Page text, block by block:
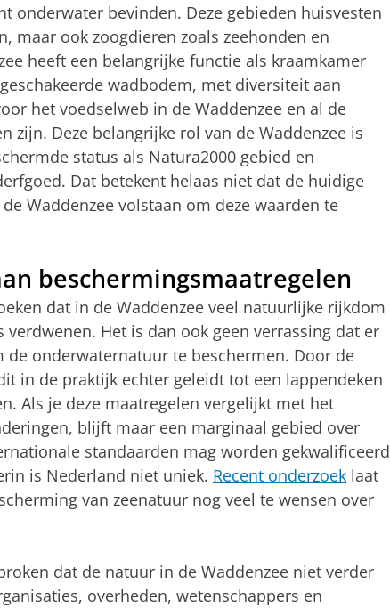
onderwater bevinden. Deze gebieden huisvesten
maar ook zoogdieren zoals zeehonden en
heeft een belangrijke functie als kraamkamer
wadbodem, met diversiteit aan
het voedselweb in de Waddenzee en al de
zijn. Deze belangrijke rol van de Waddenzee is
status als Natura2000 gebied en
Dat betekent helaas niet dat de huidige
Waddenzee volstaan om deze waarden te
beschermingsmaatregelen
dat in de Waddenzee veel natuurlijke rijkdom
Het is dan ook geen verrassing dat er
de onderwaternatuur te beschermen. Door de
in de praktijk echter geleidt tot een lappendeken
Als je deze maatregelen vergelijkt met het
blijft maar een marginaal gebied over
standaarden mag worden gekwalificeerd
is Nederland niet uniek. Recent onderzoek laat
van zeenatuur nog veel te wensen over
dat de natuur in de Waddenzee niet verder
overheden, wetenschappers en